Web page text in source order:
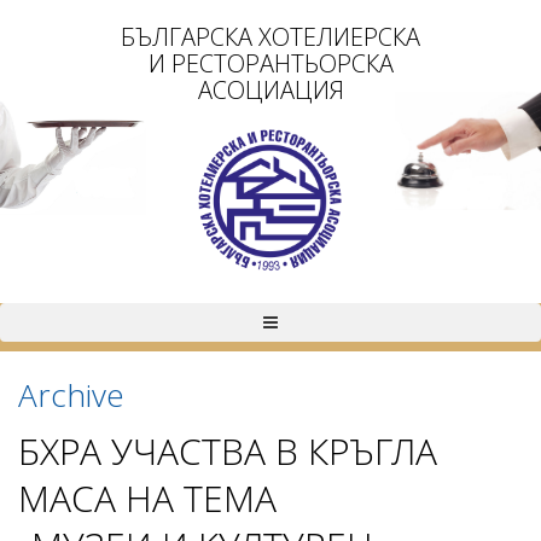
БЪЛГАРСКА ХОТЕЛИЕРСКА
И РЕСТОРАНТЬОРСКА
АСОЦИАЦИЯ
Archive
БХРА УЧАСТВА В КРЪГЛА
МАСА НА ТЕМА